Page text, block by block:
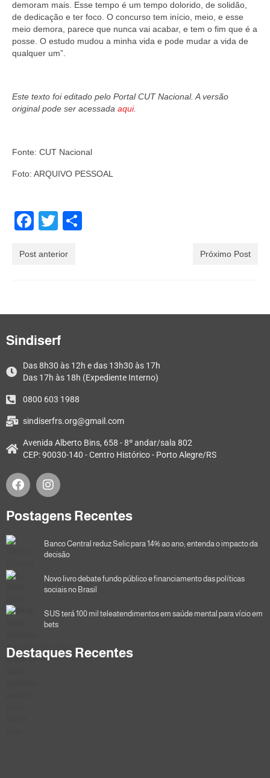
demoram mais. Esse tempo é um tempo dolorido, de solidão,
de dedicação e ter foco. O concurso tem início, meio, e esse
meio demora, parece que nunca vai acabar, e tem o fim que é a
posse. O estudo mudou a minha vida e pode mudar a vida de
qualquer um”.
Este texto foi editado pelo Portal CUT Nacional. A versão
original pode ser acessada aqui.
Fonte: CUT Nacional
Foto: ARQUIVO PESSOAL
Facebook
Twitter
Post anterior Próximo Post
Sindiserf
Das 8h30 às 12h e das 13h30 às 17h
Das 17h às 18h (Expediente Interno)
0800 603 1988
sindiserfrs.org@gmail.com
Avenida Alberto Bins, 658 - 8º andar/sala 802
CEP: 90030-140 - Centro Histórico - Porto Alegre/RS
Postagens Recentes
Banco Central reduz Selic para 14% ao ano; entenda o impacto da
decisão
Novo livro debate fundo público e financiamento das políticas
sociais no Brasil
SUS terá 100 mil teleatendimentos em saúde mental para vício em
bets
Destaques Recentes